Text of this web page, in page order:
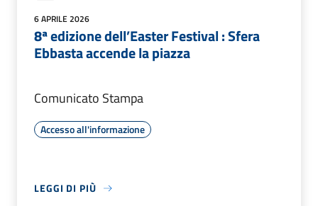
6 APRILE 2026
8ª edizione dell’Easter Festival : Sfera
Ebbasta accende la piazza
Comunicato Stampa
Accesso all'informazione
LEGGI DI PIÙ